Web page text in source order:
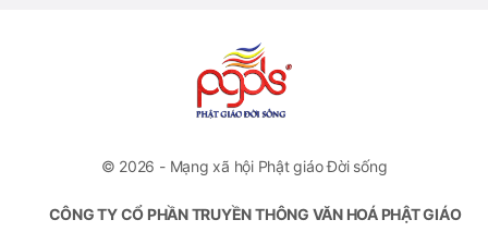
© 2026 - Mạng xã hội Phật giáo Đời sống
CÔNG TY CỔ PHẦN TRUYỀN THÔNG VĂN HOÁ PHẬT GIÁO